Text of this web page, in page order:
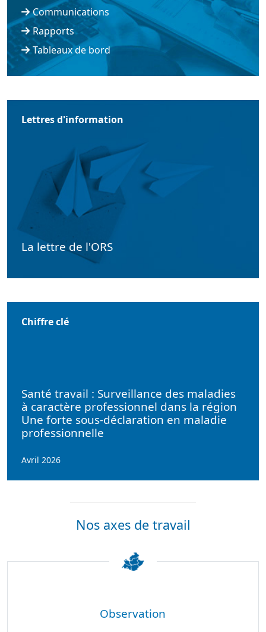
Communications
Rapports
Tableaux de bord
Lettres d'information
La lettre de l'ORS
Chiffre clé
Santé travail : Surveillance des maladies
à caractère professionnel dans la région
Une forte sous-déclaration en maladie
professionnelle
Avril 2026
Nos axes de travail
Observation